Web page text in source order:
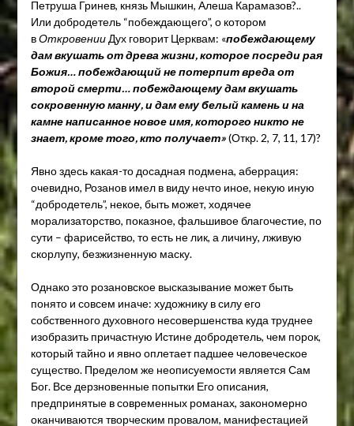
Петруша Гринев, князь Мышкин, Алеша Карамазов?..
Или добродетель “побеждающего”, о котором
вОткровенииДух говорит Церквам: «побеждающему
дам вкушать от древа жизни, которое посреди рая
Божия… побеждающий не потерпит вреда от
второй смерти… побеждающему дам вкушать
сокровенную манну, и дам ему белый камень и на
камне написанное новое имя, которого никто не
знает, кроме того, кто получает»(Откр. 2, 7, 11, 17)?
Явно здесь какая-то досадная подмена, аберрация:
очевидно, Розанов имел в виду нечто иное, некую иную
“добродетель”, некое, быть может, ходячее
морализаторство, показное, фальшивое благочестие, по
сути – фарисейство, то есть не лик, а личину, лживую
скорлупу, безжизненную маску.
Однако это розановское высказывание может быть
понято и совсем иначе: художнику в силу его
собственного духовного несовершенства куда труднее
изобразить причастную Истине добродетель, чем порок,
который тайно и явно оплетает падшее человеческое
существо. Пределом же неописуемости является Сам
Бог. Все дерзновенные попытки Его описания,
предпринятые в современных романах, закономерно
оканчиваются творческим провалом, манифестацией